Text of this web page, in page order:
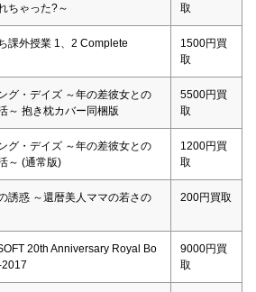
ちゃった?～
取
課外授業 1、2 Complete
1500円買
取
グ・デイズ ～年の差彼女との
～ 抱き枕カバー同梱版
5500円買
取
グ・デイズ ～年の差彼女との
～ (通常版)
1200円買
取
誘惑 ～還暦美人ママの若さの
200円買取
20th Anniversary Royal Bo
9000円買
取